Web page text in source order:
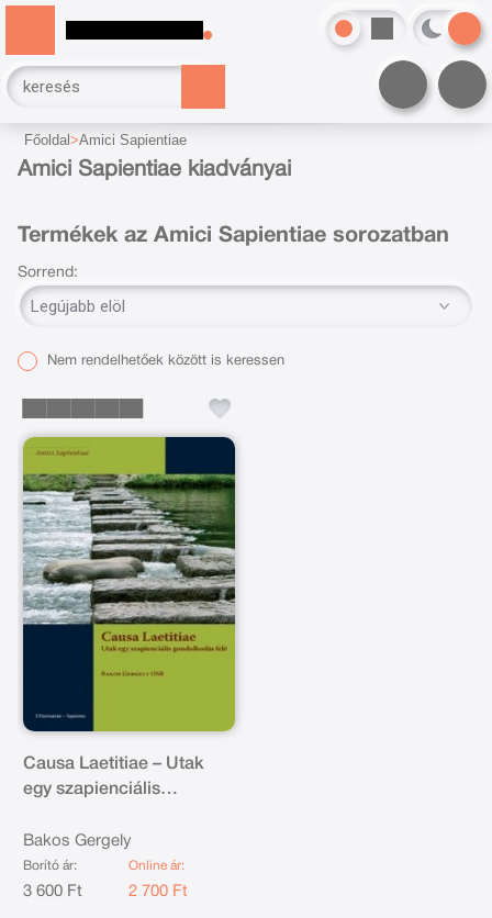
Főoldal Amici Sapientiae
Amici Sapientiae kiadványai
Termékek az Amici Sapientiae sorozatban
Sorrend:
Nem rendelhetőek között is keressen
Causa Laetitiae – Utak
egy szapienciális
Bakos Gergely
Borító ár:
3 600 Ft
Online ár:
2 700 Ft